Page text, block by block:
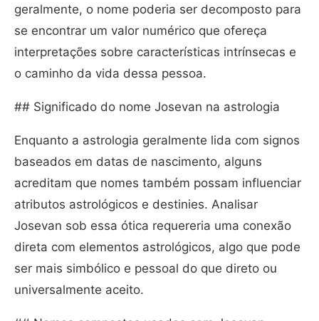
geralmente, o nome poderia ser decomposto para
se encontrar um valor numérico que ofereça
interpretações sobre características intrínsecas e
o caminho da vida dessa pessoa.
## Significado do nome Josevan na astrologia
Enquanto a astrologia geralmente lida com signos
baseados em datas de nascimento, alguns
acreditam que nomes também possam influenciar
atributos astrológicos e destinies. Analisar
Josevan sob essa ótica requereria uma conexão
direta com elementos astrológicos, algo que pode
ser mais simbólico e pessoal do que direto ou
universalmente aceito.